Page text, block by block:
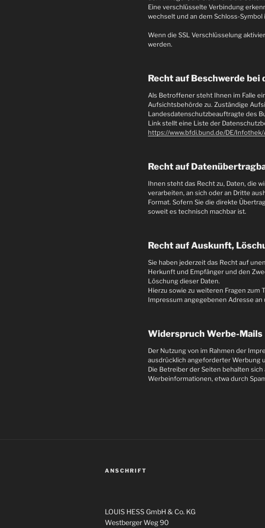
Eine verschlüsselte Verbindung
wechselt und an dem Schloss-Symbol
Wenn die SSL Verschlüsselung
werden.
Recht auf Beschwerde
Als Betroffener steht Ihnen im Falle
Aufsichtsbehörde zu. Zuständige
Landesdatenschutzbeauftragte des
Link stellt eine Liste der
https://www.bfdi.bund.de/DE/
Recht auf
Ihnen steht das Recht zu, Daten, die
verarbeiten, an sich oder an Dritte
Format. Sofern Sie die direkte
soweit es technisch machbar ist.
Recht auf Auskunft,
Sie haben jederzeit das Recht auf
Herkunft und Empfänger und den
Löschung dieser Daten.
Hierzu sowie zu weiteren Fragen
Impressum angegebenen Adresse an
Widerspruch Werbe-Mails
Der Nutzung von im Rahmen der
ausdrücklich angeforderter Werbung
Die Betreiber der Seiten behalten
Werbeinformationen, etwa durch
ANSCHRIFT
LOUIS HESS GmbH & Co. KG
Westberger Weg 90